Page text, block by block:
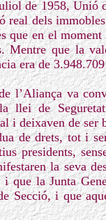
de 1958, Unió
real dels
que en el
Mentre que la
era de 3.948.709
l’Aliança va
llei de
i deixaven de ser
de drets, tot i
presidents,
la seva
que la Junta
Secció, i que